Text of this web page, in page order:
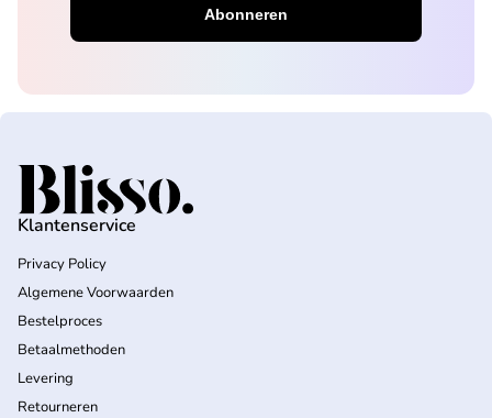
Home
Klantenservice
Privacy Policy
Algemene Voorwaarden
Bestelproces
Betaalmethoden
Levering
Retourneren